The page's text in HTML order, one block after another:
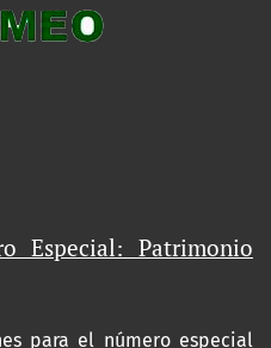
Especial: Patrimonio
para el número especial